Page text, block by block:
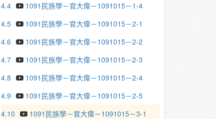
4.4
1091民族學－官大偉－1091015－1-4
4.5
1091民族學－官大偉－1091015－2-1
4.6
1091民族學－官大偉－1091015－2-2
4.7
1091民族學－官大偉－1091015－2-3
4.8
1091民族學－官大偉－1091015－2-4
4.9
1091民族學－官大偉－1091015－2-5
4.10
1091民族學－官大偉－1091015－3-1